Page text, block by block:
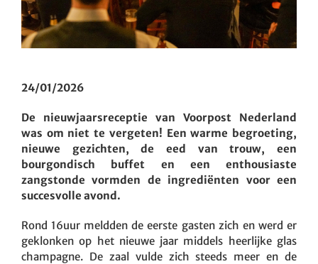
24/01/2026
De nieuwjaarsreceptie van Voorpost Nederland
was om niet te vergeten! Een warme begroeting,
nieuwe gezichten, de eed van trouw, een
bourgondisch buffet en een enthousiaste
zangstonde vormden de ingrediënten voor een
succesvolle avond.
Rond 16uur meldden de eerste gasten zich en werd er
geklonken op het nieuwe jaar middels heerlijke glas
champagne. De zaal vulde zich steeds meer en de